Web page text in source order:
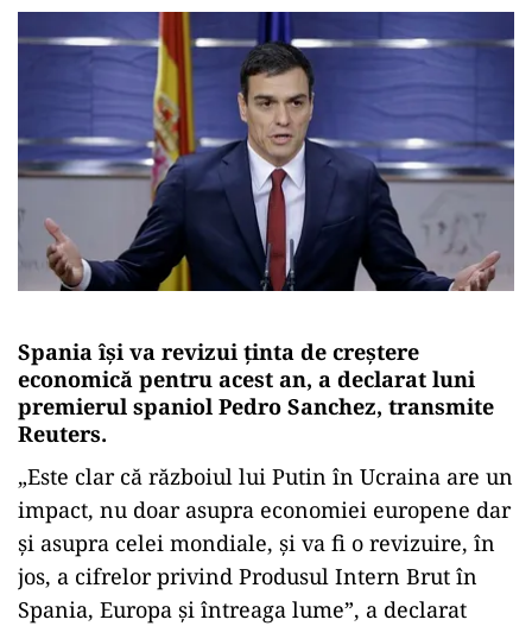
Spania îşi va revizui ţinta de creştere
economică pentru acest an, a declarat luni
premierul spaniol Pedro Sanchez, transmite
Reuters.
„Este clar că războiul lui Putin în Ucraina are un
impact, nu doar asupra economiei europene dar
şi asupra celei mondiale, şi va fi o revizuire, în
jos, a cifrelor privind Produsul Intern Brut în
Spania, Europa şi întreaga lume”, a declarat